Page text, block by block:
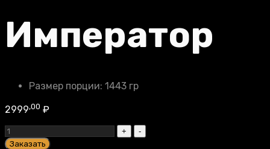
Император
Размер порции: 1443 гр
2999,00 ₽
Император
quantity
Заказать